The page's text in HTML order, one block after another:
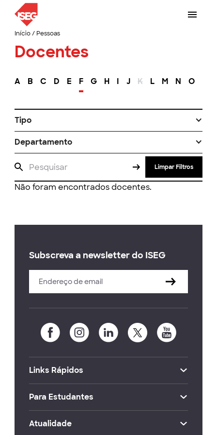
Início/ Pessoas
Docentes
A B C D E F G H I J K L M N O
Tipo
Departamento
Limpar Filtros
Não foram encontrados docentes.
Subscreva a newsletter do ISEG
Links Rápidos
Para Estudantes
Atualidade